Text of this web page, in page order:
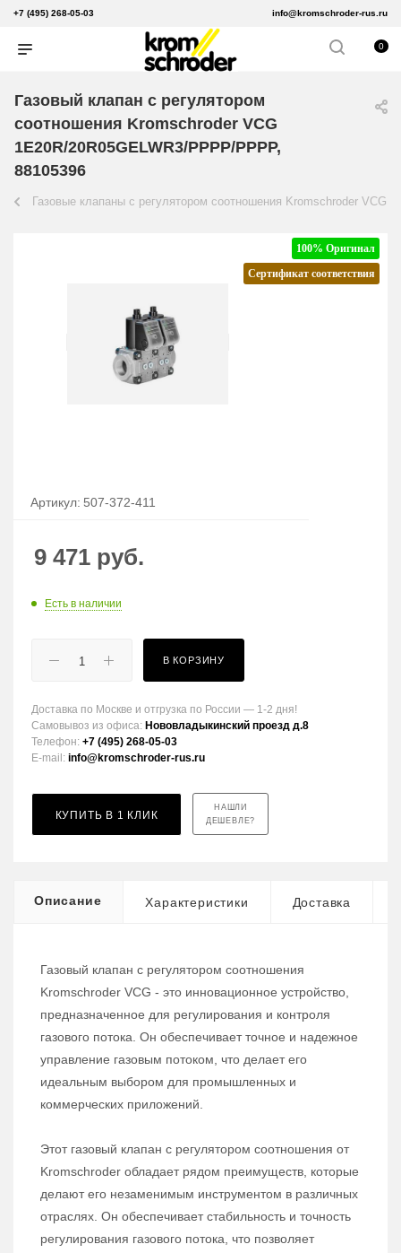
+7 (495) 268-05-03 info@kromschroder-rus.ru
0
Газовый клапан с регулятором
соотношения Kromschroder VCG
1E20R/20R05GELWR3/PPPP/PPPP,
88105396
Газовые клапаны с регулятором соотношения Kromschroder VCG
100% Оригинал
Сертификат соответствия
Артикул: 507-372-411
9 471 руб.
Есть в наличии
В КОРЗИНУ
Доставка по Москве и отгрузка по России — 1-2 дня!
Самовывоз из офиса: Нововладыкинский проезд д.8
Телефон: +7 (495) 268-05-03
E-mail: info@kromschroder-rus.ru
КУПИТЬ В 1 КЛИК
НАШЛИ
ДЕШЕВЛЕ?
Описание Характеристики Доставка
Газовый клапан с регулятором соотношения
Kromschroder VCG - это инновационное устройство,
предназначенное для регулирования и контроля
газового потока. Он обеспечивает точное и надежное
управление газовым потоком, что делает его
идеальным выбором для промышленных и
коммерческих приложений.
Этот газовый клапан с регулятором соотношения от
Kromschroder обладает рядом преимуществ, которые
делают его незаменимым инструментом в различных
отраслях. Он обеспечивает стабильность и точность
регулирования газового потока, что позволяет